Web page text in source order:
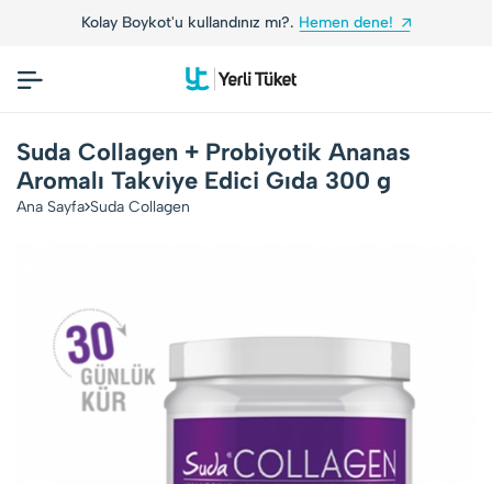
Kolay Boykot'u kullandınız mı?.Hemen dene!
Suda Collagen + Probiyotik Ananas
Aromalı Takviye Edici Gıda 300 g
Ana Sayfa Suda Collagen